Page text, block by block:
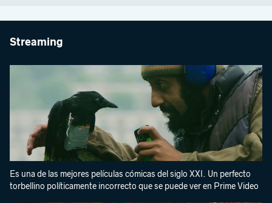
Streaming
Es una de las mejores películas cómicas del siglo XXI. Un perfecto
torbellino políticamente incorrecto que se puede ver en Prime Video